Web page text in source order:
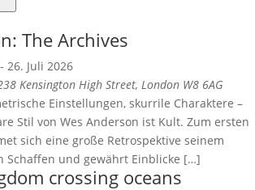
The Archives
- 26. Juli 2026
Kensington High Street, London W8 6AG
Einstellungen, skurrile Charaktere –
Stil von Wes Anderson ist Kult. Zum ersten
sich eine große Retrospektive seinem
Schaffen und gewährt Einblicke […]
crossing oceans